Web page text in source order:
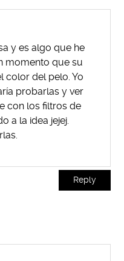
y es algo que he
momento que su
color del pelo. Yo
probarlas y ver
con los filtros de
a la idea jejej.
Reply